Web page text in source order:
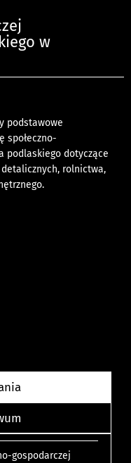
w
podstawowe
społeczno-
podlaskiego dotyczące
rolnictwa,
gospodarczej